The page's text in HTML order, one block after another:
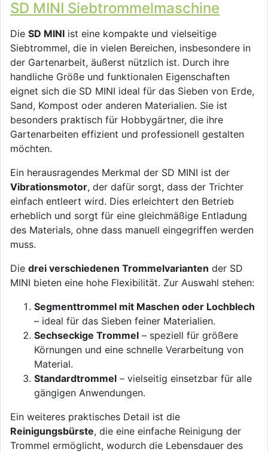
SD MINI Siebtrommelmaschine
Die SD MINI ist eine kompakte und vielseitige
Siebtrommel, die in vielen Bereichen, insbesondere in
der Gartenarbeit, äußerst nützlich ist. Durch ihre
handliche Größe und funktionalen Eigenschaften
eignet sich die SD MINI ideal für das Sieben von Erde,
Sand, Kompost oder anderen Materialien. Sie ist
besonders praktisch für Hobbygärtner, die ihre
Gartenarbeiten effizient und professionell gestalten
möchten.
Ein herausragendes Merkmal der SD MINI ist der
Vibrationsmotor, der dafür sorgt, dass der Trichter
einfach entleert wird. Dies erleichtert den Betrieb
erheblich und sorgt für eine gleichmäßige Entladung
des Materials, ohne dass manuell eingegriffen werden
muss.
Die drei verschiedenen Trommelvarianten der SD
MINI bieten eine hohe Flexibilität. Zur Auswahl stehen:
Segmenttrommel mit Maschen oder Lochblech
– ideal für das Sieben feiner Materialien.
Sechseckige Trommel – speziell für größere
Körnungen und eine schnelle Verarbeitung von
Material.
Standardtrommel – vielseitig einsetzbar für alle
gängigen Anwendungen.
Ein weiteres praktisches Detail ist die
Reinigungsbürste, die eine einfache Reinigung der
Trommel ermöglicht, wodurch die Lebensdauer des